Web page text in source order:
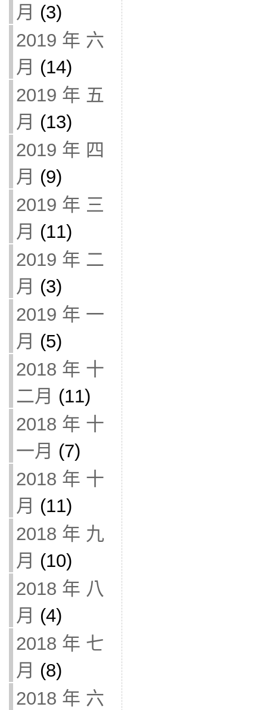
月 (3)
2019 年 六
月 (14)
2019 年 五
月 (13)
2019 年 四
月 (9)
2019 年 三
月 (11)
2019 年 二
月 (3)
2019 年 一
月 (5)
2018 年 十
二月 (11)
2018 年 十
一月 (7)
2018 年 十
月 (11)
2018 年 九
月 (10)
2018 年 八
月 (4)
2018 年 七
月 (8)
2018 年 六